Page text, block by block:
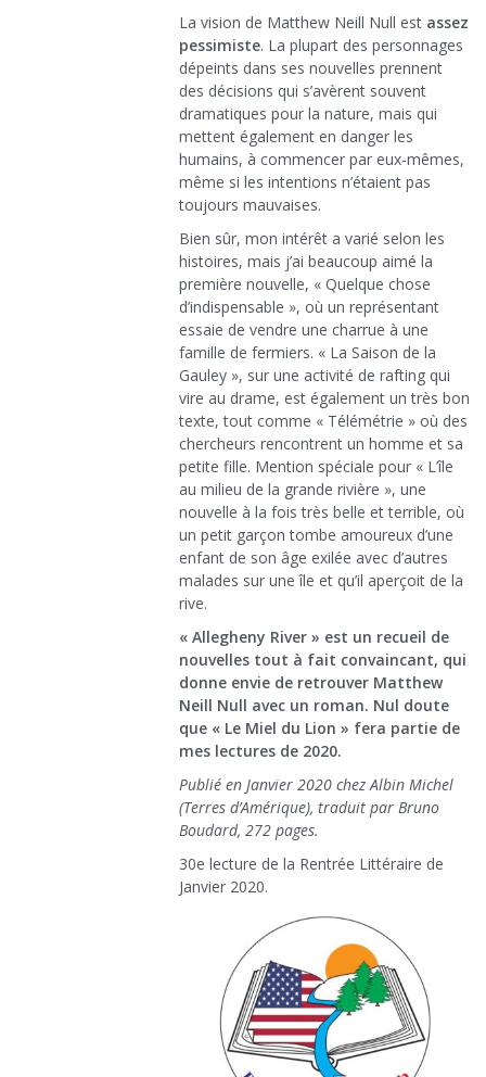
La vision de Matthew Neill Null est assez
pessimiste. La plupart des personnages
dépeints dans ses nouvelles prennent
des décisions qui s’avèrent souvent
dramatiques pour la nature, mais qui
mettent également en danger les
humains, à commencer par eux-mêmes,
même si les intentions n’étaient pas
toujours mauvaises.
Bien sûr, mon intérêt a varié selon les
histoires, mais j’ai beaucoup aimé la
première nouvelle, « Quelque chose
d’indispensable », où un représentant
essaie de vendre une charrue à une
famille de fermiers. « La Saison de la
Gauley », sur une activité de rafting qui
vire au drame, est également un très bon
texte, tout comme « Télémétrie » où des
chercheurs rencontrent un homme et sa
petite fille. Mention spéciale pour « L’île
au milieu de la grande rivière », une
nouvelle à la fois très belle et terrible, où
un petit garçon tombe amoureux d’une
enfant de son âge exilée avec d’autres
malades sur une île et qu’il aperçoit de la
rive.
« Allegheny River » est un recueil de
nouvelles tout à fait convaincant, qui
donne envie de retrouver Matthew
Neill Null avec un roman. Nul doute
que « Le Miel du Lion » fera partie de
mes lectures de 2020.
Publié en Janvier 2020 chez Albin Michel
(Terres d’Amérique), traduit par Bruno
Boudard, 272 pages.
30e lecture de la Rentrée Littéraire de
Janvier 2020.